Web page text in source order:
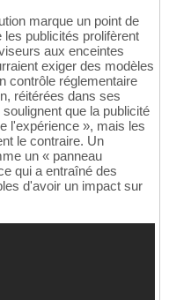
marque un point de
publicités prolifèrent
aux enceintes
exiger des modèles
contrôle réglementaire
réitérées dans ses
que la publicité
l'expérience », mais les
le contraire. Un
un « panneau
qui a entraîné des
d'avoir un impact sur